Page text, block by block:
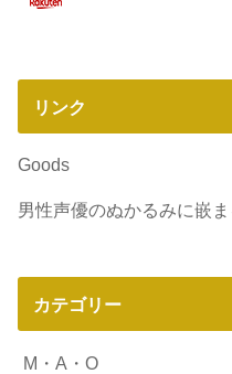
リンク
Goods
男性声優のぬかるみに嵌ま
カテゴリー
M・A・O